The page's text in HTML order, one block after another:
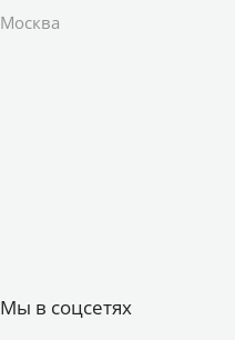
Москва
Мы в соцсетях